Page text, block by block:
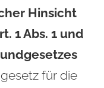
Hinsicht
1 Abs. 1 und
für die